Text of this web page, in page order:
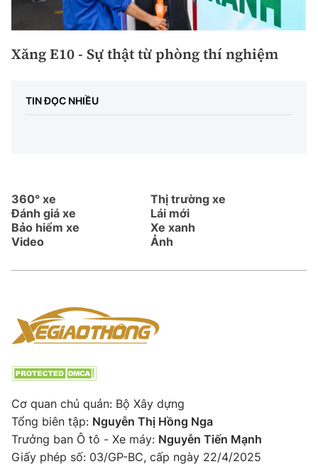
Xăng E10 - Sự thật từ phòng thí nghiệm
TIN ĐỌC NHIỀU
360° xe
Thị trường xe
Đánh giá xe
Lái mới
Bảo hiểm xe
Xe xanh
Video
Ảnh
Cơ quan chủ quản: Bộ Xây dựng
Tổng biên tập: Nguyễn Thị Hồng Nga
Trưởng ban Ô tô - Xe máy: Nguyễn Tiến Mạnh
Giấy phép số: 03/GP-BC, cấp ngày 22/4/2025